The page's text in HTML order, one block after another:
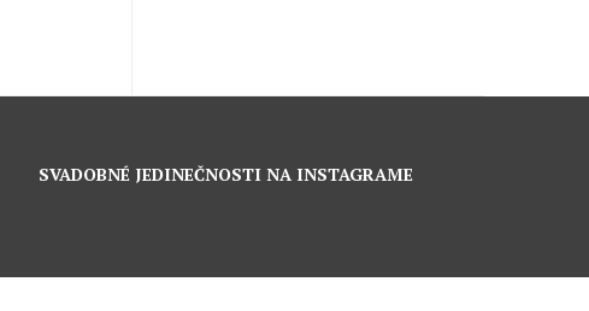
SVADOBNÉ JEDINEČNOSTI NA INSTAGRAME